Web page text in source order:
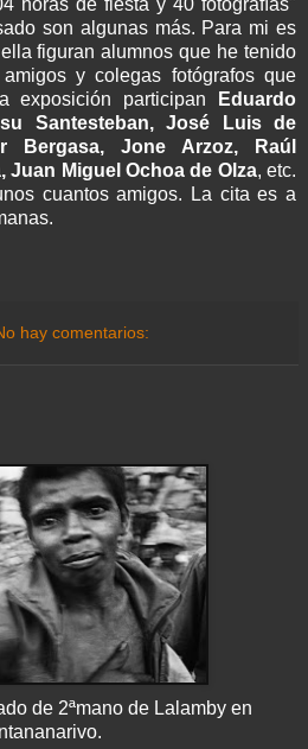
son algunas más. Para mi es
figuran alumnos que he tenido
y colegas fotógrafos que
exposición participan
Eduardo
Santesteban, José Luis de
Bergasa, Jone Arzoz, Raúl
Juan Miguel Ochoa de Olza, etc.
cuantos amigos. La cita es a
hay comentarios:
de 2ªmano de Lalamby en